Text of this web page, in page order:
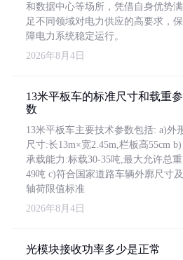
和数据中心等场所，凭借自身优势满
足不同领域对电力供应的高要求，保
障电力系统稳定运行。
2026年8月4日
13米平板车的标准尺寸和载重参
数
13米平板车主要技术参数包括: a)外
尺寸:长13m×宽2.45m,栏板高55cm b)
承载能力:标载30-35吨,最大允许总重
49吨 c)符合国家道路车辆外廓尺寸及
轴荷限值标准
2026年8月4日
光模块接收功率多少是正常